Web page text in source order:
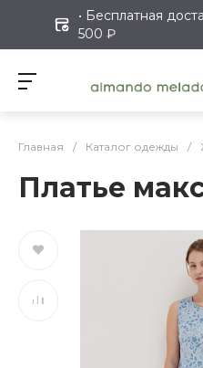
• Бесплатная
500 ₽
Главная / Каталог одежды /
Платье